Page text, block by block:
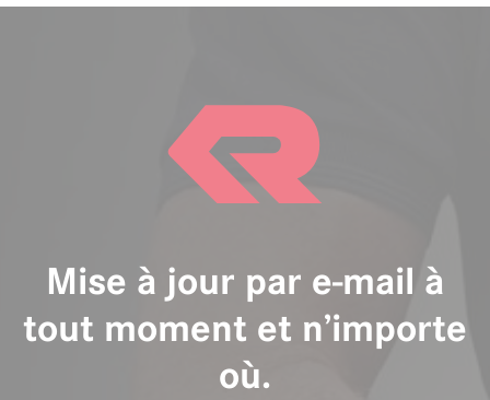
Mise à jour par e-mail à
tout moment et n’importe
où.